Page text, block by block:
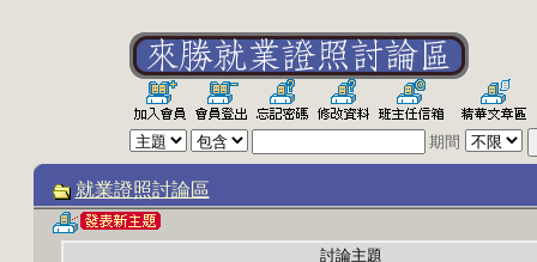
期間
就業證照討論區
討論主題